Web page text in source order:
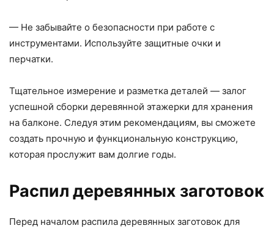
— Не забывайте о безопасности при работе с
инструментами. Используйте защитные очки и
перчатки.
Тщательное измерение и разметка деталей — залог
успешной сборки деревянной этажерки для хранения
на балконе. Следуя этим рекомендациям, вы сможете
создать прочную и функциональную конструкцию,
которая прослужит вам долгие годы.
Распил деревянных заготовок
Перед началом распила деревянных заготовок для